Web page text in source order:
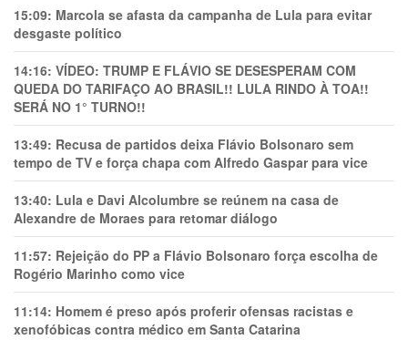
15:09: Marcola se afasta da campanha de Lula para evitar
desgaste político
14:16: VÍDEO: TRUMP E FLÁVIO SE DESESPERAM COM
QUEDA DO TARIFAÇO AO BRASIL!! LULA RINDO À TOA!!
SERÁ NO 1° TURNO!!
13:49: Recusa de partidos deixa Flávio Bolsonaro sem
tempo de TV e força chapa com Alfredo Gaspar para vice
13:40: Lula e Davi Alcolumbre se reúnem na casa de
Alexandre de Moraes para retomar diálogo
11:57: Rejeição do PP a Flávio Bolsonaro força escolha de
Rogério Marinho como vice
11:14: Homem é preso após proferir ofensas racistas e
xenofóbicas contra médico em Santa Catarina